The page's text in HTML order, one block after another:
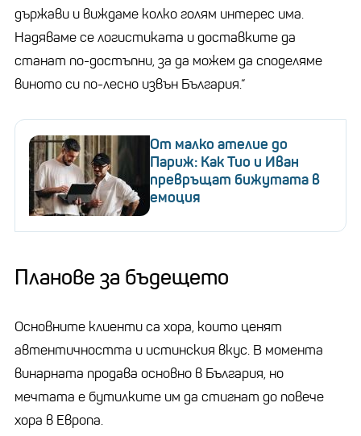
държави и виждаме колко голям интерес има.
Надяваме се логистиката и доставките да
станат по-достъпни, за да можем да споделяме
виното си по-лесно извън България.“
От малко ателие до
Париж: Как Тио и Иван
превръщат бижутата в
емоция
Планове за бъдещето
Основните клиенти са хора, които ценят
автентичността и истинския вкус. В момента
винарната продава основно в България, но
мечтата е бутилките им да стигнат до повече
хора в Европа.